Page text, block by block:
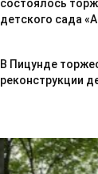
состоялось
детского сада
В Пицунде
реконструкции